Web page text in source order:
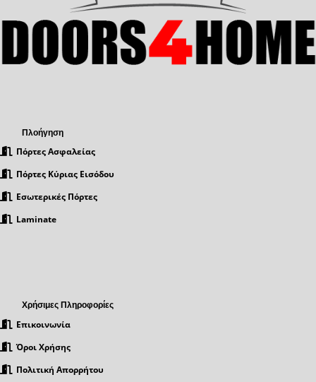
Πλοήγηση
Πόρτες Ασφαλείας
Πόρτες Κύριας Εισόδου
Εσωτερικές Πόρτες
Laminate
Χρήσιμες Πληροφορίες
Επικοινωνία
Όροι Χρήσης
Πολιτική Απορρήτου